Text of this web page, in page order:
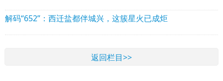
解码“652”：西迁盐都伴城兴，这簇星火已成炬
返回栏目>>